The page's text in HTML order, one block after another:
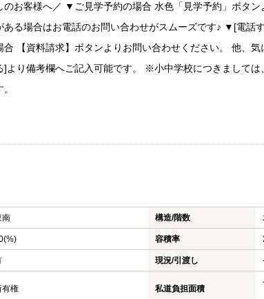
のお客様へ／ ▼ご見学予約の場合 水色「見学予約」ボタン
ある場合はお電話のお問い合わせがスムーズです♪ ▼[電話
合 【資料請求】ボタンよりお問い合わせください。 他、
]より備考欄へご記入可能です。 ※小中学校につきまして
南 構造/階数
容積率
現況/引渡し
有権 私道負担面積